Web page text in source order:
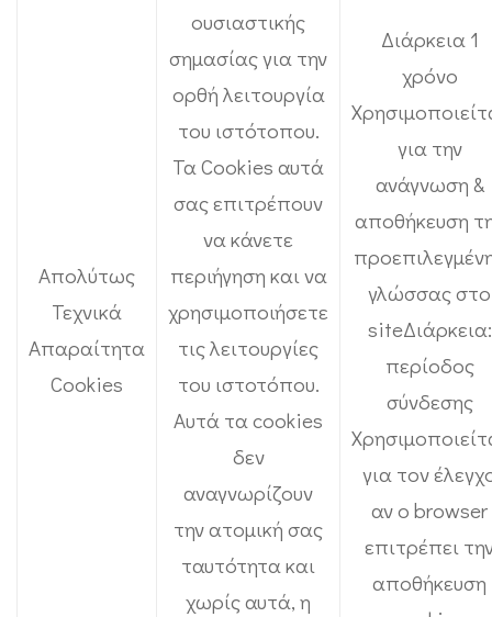
Απολύτως
Τεχνικά
Απαραίτητα
Cookies
ουσιαστικής
σημασίας για την
ορθή λειτουργία
του ιστότοπου.
Τα Cookies αυτά
σας επιτρέπουν
να κάνετε
περιήγηση και να
χρησιμοποιήσετε
τις λειτουργίες
του ιστοτόπου.
Αυτά τα cookies
δεν
αναγνωρίζουν
την ατομική σας
ταυτότητα και
χωρίς αυτά, η
Διάρκεια 1
χρόνο
για την
ανάγνωση &
αποθήκευση
γλώσσας στο
siteΔιάρκεια:
περίοδος
σύνδεσης
για τον
αν ο browser
επιτρέπει
αποθήκευση